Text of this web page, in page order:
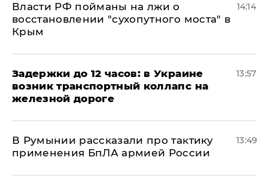
Власти РФ пойманы на лжи о
восстановлении "сухопутного моста" в
Крым
14:14
Задержки до 12 часов: в Украине
возник транспортный коллапс на
железной дороге
13:57
В Румынии рассказали про тактику
применения БпЛА армией России
13:49